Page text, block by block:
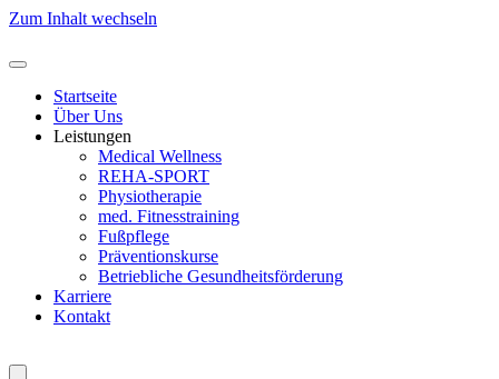
Zum Inhalt wechseln
Startseite
Über Uns
Leistungen
Medical Wellness
REHA-SPORT
Physiotherapie
med. Fitnesstraining
Fußpflege
Präventionskurse
Betriebliche Gesundheitsförderung
Karriere
Kontakt